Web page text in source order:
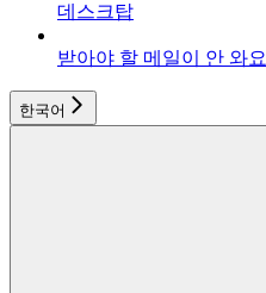
데스크탑
받아야 할 메일이 안 와요
한국어